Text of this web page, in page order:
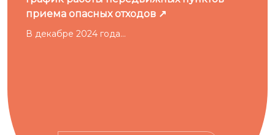
приема опасных отходов
В декабре 2024 года...